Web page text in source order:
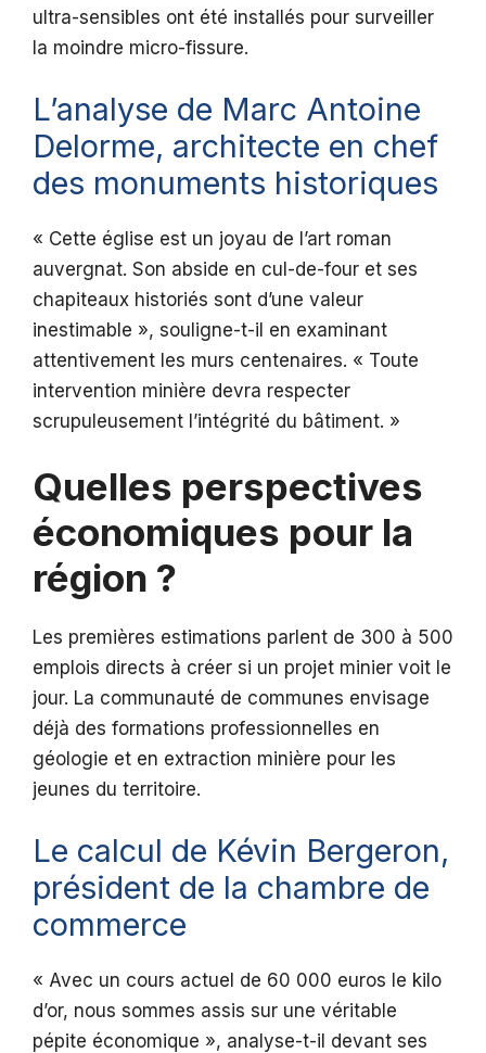
ultra-sensibles ont été installés pour surveiller
la moindre micro-fissure.
L’analyse de Marc Antoine
Delorme, architecte en chef
des monuments historiques
« Cette église est un joyau de l’art roman
auvergnat. Son abside en cul-de-four et ses
chapiteaux historiés sont d’une valeur
inestimable », souligne-t-il en examinant
attentivement les murs centenaires. « Toute
intervention minière devra respecter
scrupuleusement l’intégrité du bâtiment. »
Quelles perspectives
économiques pour la
région ?
Les premières estimations parlent de 300 à 500
emplois directs à créer si un projet minier voit le
jour. La communauté de communes envisage
déjà des formations professionnelles en
géologie et en extraction minière pour les
jeunes du territoire.
Le calcul de Kévin Bergeron,
président de la chambre de
commerce
« Avec un cours actuel de 60 000 euros le kilo
d’or, nous sommes assis sur une véritable
pépite économique », analyse-t-il devant ses